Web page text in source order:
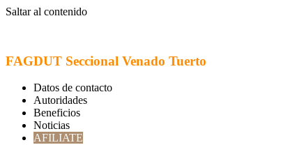
Saltar al contenido
FAGDUT Seccional Venado Tuerto
Datos de contacto
Autoridades
Beneficios
Noticias
AFILIATE